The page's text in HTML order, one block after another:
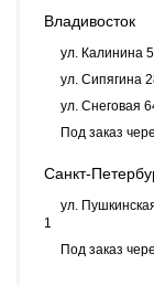
Владивосток
ул. Калинина
ул. Сипягина
ул. Снеговая
Под заказ
Санкт-
ул.
1
Под заказ